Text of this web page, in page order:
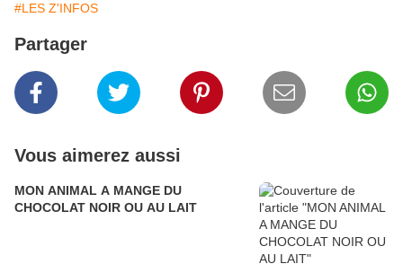
#LES Z'INFOS
Partager
Vous aimerez aussi
MON ANIMAL A MANGE DU
CHOCOLAT NOIR OU AU LAIT